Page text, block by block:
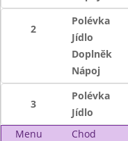
2
Polévka
Jídlo
Doplněk
Nápoj
3
Polévka
Jídlo
Menu
Chod